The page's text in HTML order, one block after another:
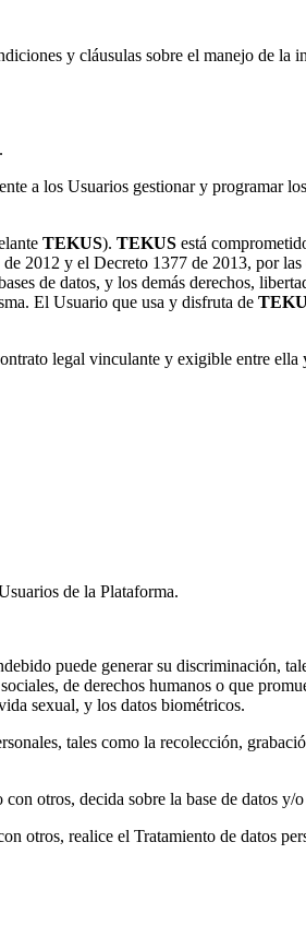
y cláusulas sobre el manejo de
a los Usuarios gestionar y programar
TEKUS). TEKUS está
2012 y el Decreto 1377 de 2013, por
de datos, y los demás derechos,
El Usuario que usa y disfruta de
legal vinculante y exigible entre
de la Plataforma.
puede generar su discriminación,
de derechos humanos o que
sexual, y los datos biométricos.
tales como la recolección,
otros, decida sobre la base de datos y/
otros, realice el Tratamiento de datos